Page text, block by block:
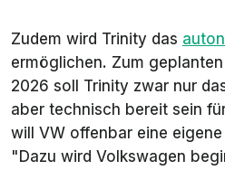
Zudem wird Trinity das
ermöglichen. Zum
2026 soll Trinity zwar nur
aber technisch bereit sein
will VW offenbar eine
"Dazu wird Volkswagen